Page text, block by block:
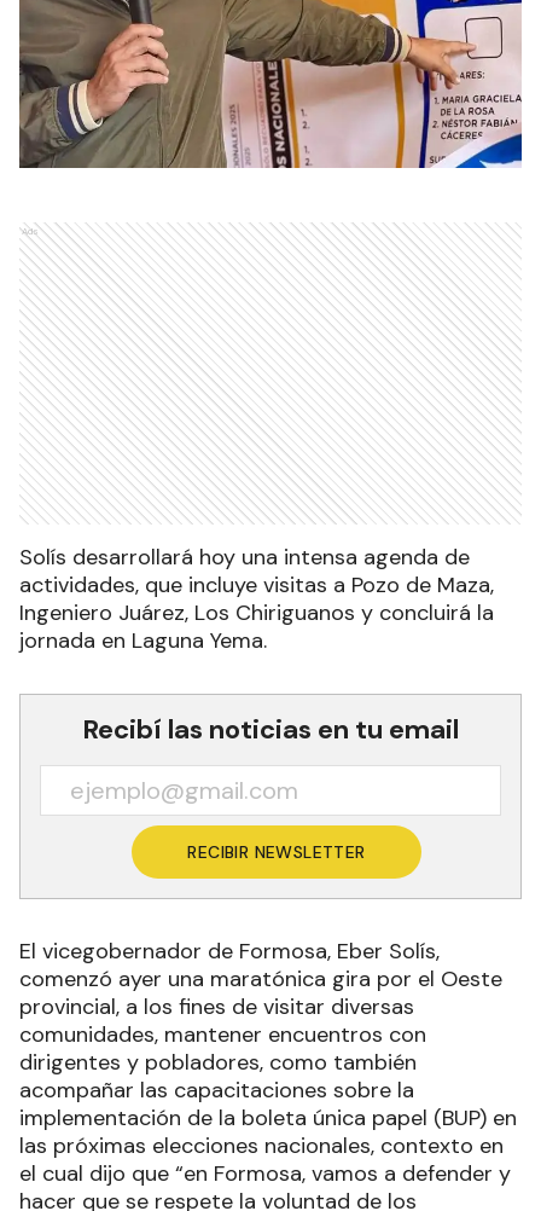
Ads
Solís desarrollará hoy una intensa agenda de
actividades, que incluye visitas a Pozo de Maza,
Ingeniero Juárez, Los Chiriguanos y concluirá la
jornada en Laguna Yema.
Recibí las noticias en tu email
RECIBIR NEWSLETTER
El vicegobernador de Formosa, Eber Solís,
comenzó ayer una maratónica gira por el Oeste
provincial, a los fines de visitar diversas
comunidades, mantener encuentros con
dirigentes y pobladores, como también
acompañar las capacitaciones sobre la
implementación de la boleta única papel (BUP) en
las próximas elecciones nacionales, contexto en
el cual dijo que “en Formosa, vamos a defender y
hacer que se respete la voluntad de los